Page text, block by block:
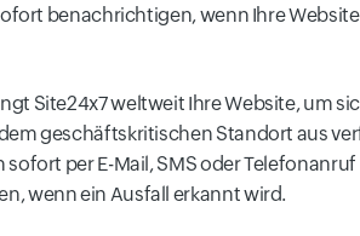
benachrichtigen, wenn Ihre
Site24x7 weltweit Ihre Website, um
geschäftskritischen Standort aus
sofort per E-Mail, SMS oder Telefonanruf
wenn ein Ausfall erkannt wird.